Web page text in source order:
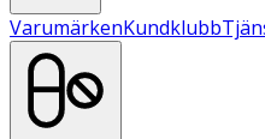
VarumärkenKundklubb